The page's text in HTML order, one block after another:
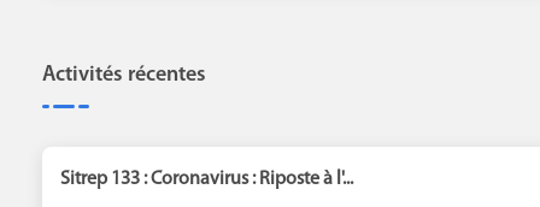
Activités récentes
Sitrep 133 : Coronavirus : Riposte à l'...